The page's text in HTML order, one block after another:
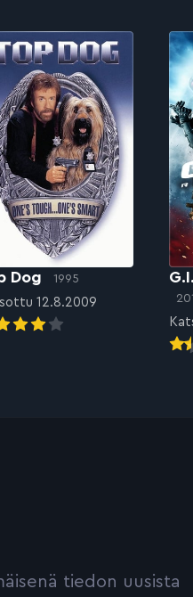
Dog 1995
12.8.2009
tiedon uusista